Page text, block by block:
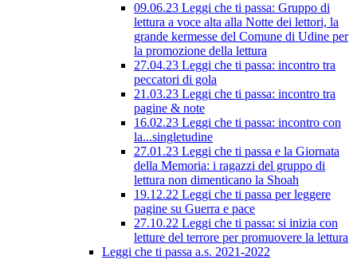
09.06.23 Leggi che ti passa: Gruppo di
lettura a voce alta alla Notte dei lettori, la
grande kermesse del Comune di Udine per
la promozione della lettura
27.04.23 Leggi che ti passa: incontro tra
peccatori di gola
21.03.23 Leggi che ti passa: incontro tra
pagine & note
16.02.23 Leggi che ti passa: incontro con
la...singletudine
27.01.23 Leggi che ti passa e la Giornata
della Memoria: i ragazzi del gruppo di
lettura non dimenticano la Shoah
19.12.22 Leggi che ti passa per leggere
pagine su Guerra e pace
27.10.22 Leggi che ti passa: si inizia con
letture del terrore per promuovere la lettura
Leggi che ti passa a.s. 2021-2022